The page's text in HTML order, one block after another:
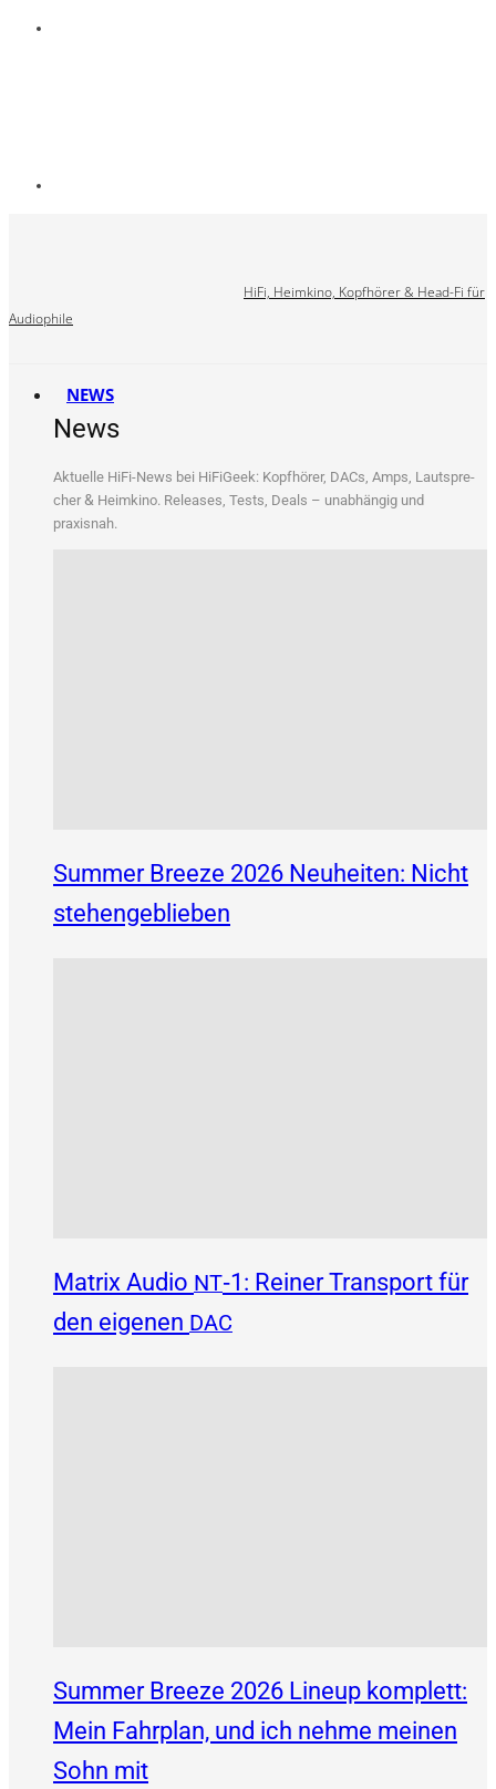
HiFi, Heimkino, Kopfhörer & Head-Fi für
Audiophile
NEWS
News
Aktu­el­le HiFi-News bei HiFi­Ge­ek: Kopf­hö­rer, DACs, Amps, Laut­spre­
cher & Heim­ki­no. Releases, Tests, Deals – unab­hän­gig und
praxisnah.
Summer Breeze 2026 Neuheiten: Nicht
stehengeblieben
Matrix Audio NT‑1: Reiner Transport für
den eigenen DAC
Summer Breeze 2026 Lineup komplett:
Mein Fahrplan, und ich nehme meinen
Sohn mit